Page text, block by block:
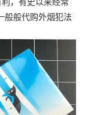
般般代购外烟犯法